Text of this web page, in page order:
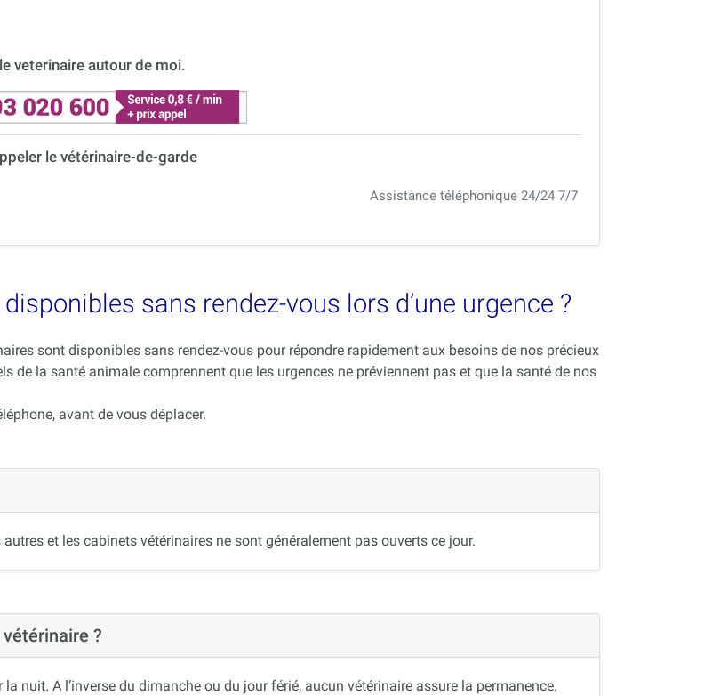
veterinaire autour de moi.
le vétérinaire-de-garde
Assistance téléphonique 24/24 7/7
sans rendez-vous lors d’une urgence ?
sont disponibles sans rendez-vous pour répondre rapidement aux besoins de nos précieux
de la santé animale comprennent que les urgences ne préviennent pas et que la santé de nos
avant de vous déplacer.
et les cabinets vétérinaires ne sont généralement pas ouverts ce jour.
?
nuit. A l’inverse du dimanche ou du jour férié, aucun vétérinaire assure la permanence.